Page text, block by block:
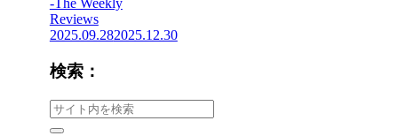
-The Weekly
Reviews
2025.09.282025.12.30
検索：